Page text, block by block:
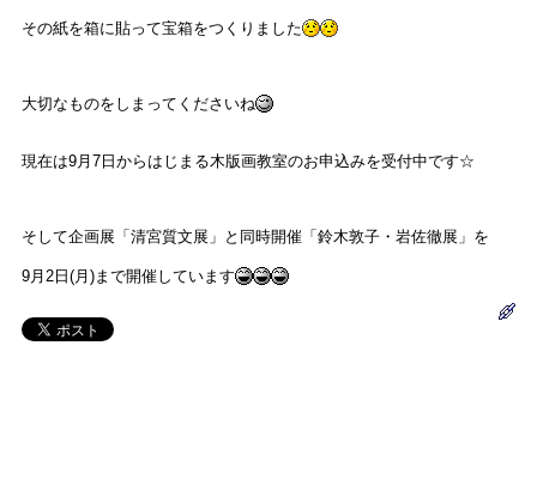
その紙を箱に貼って宝箱をつくりました
大切なものをしまってくださいね
現在は9月7日からはじまる木版画教室のお申込みを受付中です☆
そして企画展「清宮質文展」と同時開催「鈴木敦子・岩佐徹展」を
9月2日(月)まで開催しています